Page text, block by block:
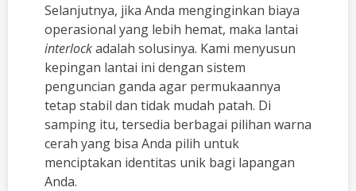
Selanjutnya, jika Anda menginginkan biaya
operasional yang lebih hemat, maka lantai
interlockadalah solusinya. Kami menyusun
kepingan lantai ini dengan sistem
penguncian ganda agar permukaannya
tetap stabil dan tidak mudah patah. Di
samping itu, tersedia berbagai pilihan warna
cerah yang bisa Anda pilih untuk
menciptakan identitas unik bagi lapangan
Anda.